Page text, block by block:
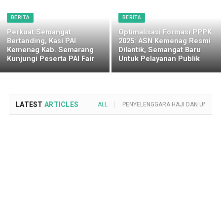
BERITA
Perkuat Semangat
Bertanding, Kasi PAI
Kemenag Kab. Semarang
Kunjungi Peserta PAI Fair
BERITA
Optimalisasi Formasi PPPK
2025: ASN Kemenag Resmi
Dilantik, Semangat Baru
Untuk Pelayanan Publik
LATEST ARTICLES ALL PENYELENGGARA HAJI DAN UMROH